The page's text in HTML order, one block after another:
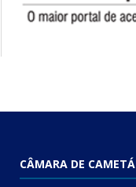
CÂMARA DE CAMETÁ